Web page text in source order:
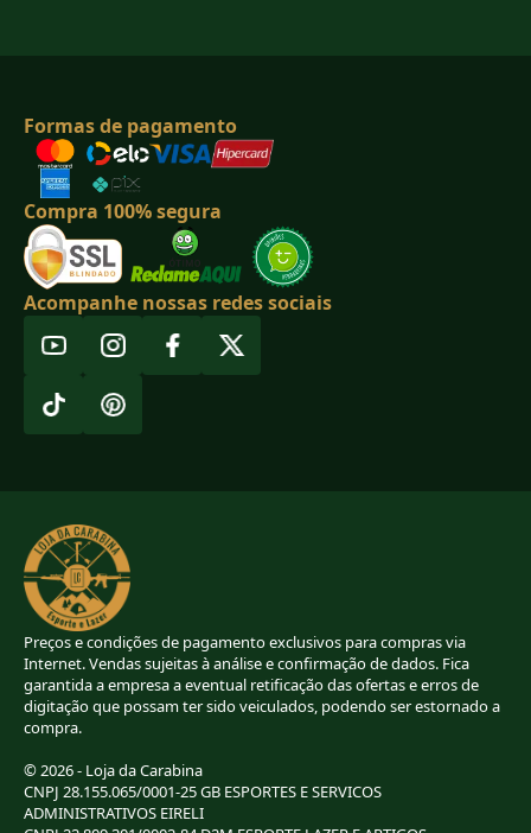
Formas de pagamento
Compra 100% segura
Acompanhe nossas redes sociais
Preços e condições de pagamento exclusivos para compras via
Internet. Vendas sujeitas à análise e confirmação de dados. Fica
garantida a empresa a eventual retificação das ofertas e erros de
digitação que possam ter sido veiculados, podendo ser estornado a
compra.
© 2026 - Loja da Carabina
CNPJ 28.155.065/0001-25 GB ESPORTES E SERVICOS
ADMINISTRATIVOS EIRELI